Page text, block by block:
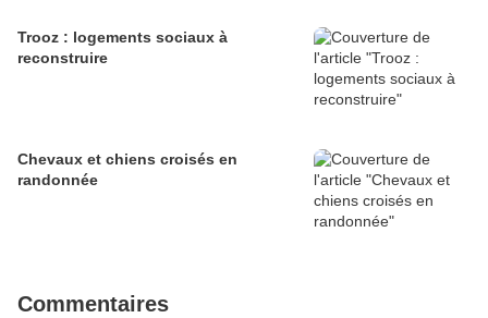
Trooz : logements sociaux à
reconstruire
Chevaux et chiens croisés en
randonnée
Commentaires